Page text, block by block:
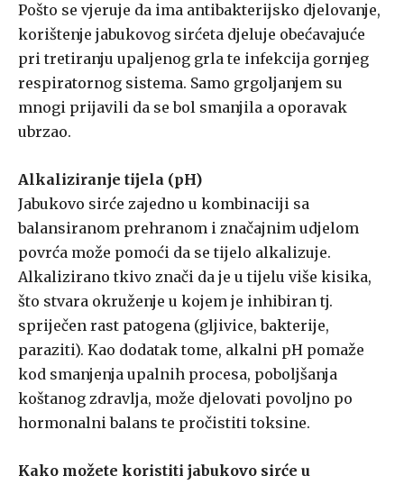
Pošto se vjeruje da ima antibakterijsko djelovanje,
korištenje jabukovog sirćeta djeluje obećavajuće
pri tretiranju upaljenog grla te infekcija gornjeg
respiratornog sistema. Samo grgoljanjem su
mnogi prijavili da se bol smanjila a oporavak
ubrzao.
Alkaliziranje tijela (pH)
Jabukovo sirće zajedno u kombinaciji sa
balansiranom prehranom i značajnim udjelom
povrća može pomoći da se tijelo alkalizuje.
Alkalizirano tkivo znači da je u tijelu više kisika,
što stvara okruženje u kojem je inhibiran tj.
spriječen rast patogena (gljivice, bakterije,
paraziti). Kao dodatak tome, alkalni pH pomaže
kod smanjenja upalnih procesa, poboljšanja
koštanog zdravlja, može djelovati povoljno po
hormonalni balans te pročistiti toksine.
Kako možete koristiti jabukovo sirće u